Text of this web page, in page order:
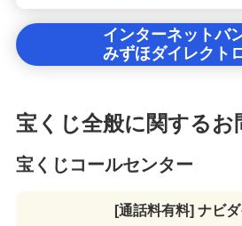
インターネットバ
みずほダイレクト
宝くじ全般に関するお
宝くじコールセンター
[通話料有料] ナビ